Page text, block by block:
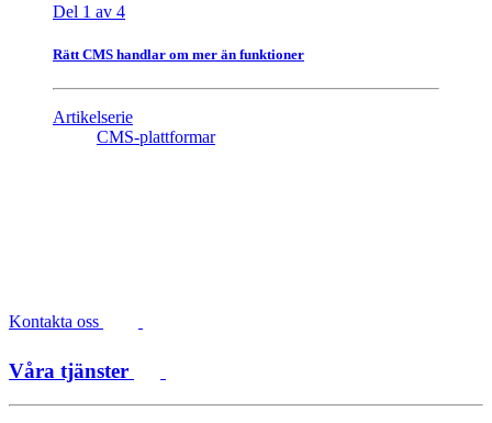
Del 1 av 4
Rätt CMS handlar om mer än funktioner
Artikelserie
CMS-plattformar
Kontakta oss
Våra tjänster